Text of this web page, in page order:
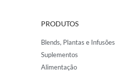
PRODUTOS
Blends, Plantas e Infusões
Suplementos
Alimentação